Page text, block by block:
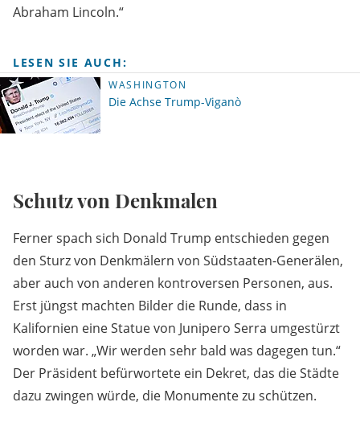
Abraham Lincoln.“
LESEN SIE AUCH:
WASHINGTON
Die Achse Trump-Viganò
Schutz von Denkmalen
Ferner spach sich Donald Trump entschieden gegen
den Sturz von Denkmälern von Südstaaten-Generälen,
aber auch von anderen kontroversen Personen, aus.
Erst jüngst machten Bilder die Runde, dass in
Kalifornien eine Statue von Junipero Serra umgestürzt
worden war. „Wir werden sehr bald was dagegen tun.“
Der Präsident befürwortete ein Dekret, das die Städte
dazu zwingen würde, die Monumente zu schützen.